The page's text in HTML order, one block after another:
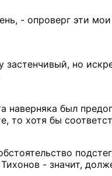
- опроверг эти
застенчивый, но
наверняка был
то хотя бы
- значит,